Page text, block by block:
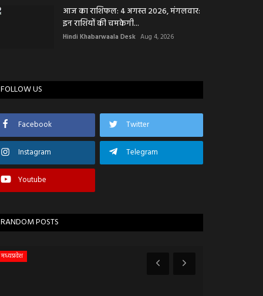
आज का राशिफल: 4 अगस्त 2026, मंगलवार:
इन राशियों की चमकेगी...
Hindi Khabarwaala Desk Aug 4, 2026
FOLLOW US
Facebook Twitter
Instagram Telegram
Youtube
RANDOM POSTS
मध्यप्रदेश